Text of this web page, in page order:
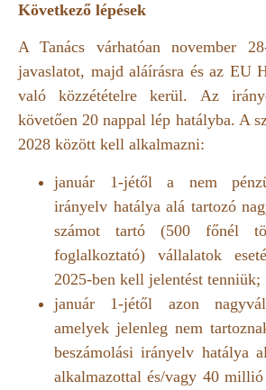
Következő lépések
A Tanács várhatóan november
javaslatot, majd aláírásra és az EU
való közzétételre kerül. Az
követően 20 nappal lép hatályba. A
2028 között kell alkalmazni:
január 1-jétől a nem
irányelv hatálya alá tartozó
számot tartó (500 főnél
foglalkoztató) vállalatok
2025-ben kell jelentést tenniük;
január 1-jétől azon
amelyek jelenleg nem
beszámolási irányelv hatálya
alkalmazottal és/vagy 40